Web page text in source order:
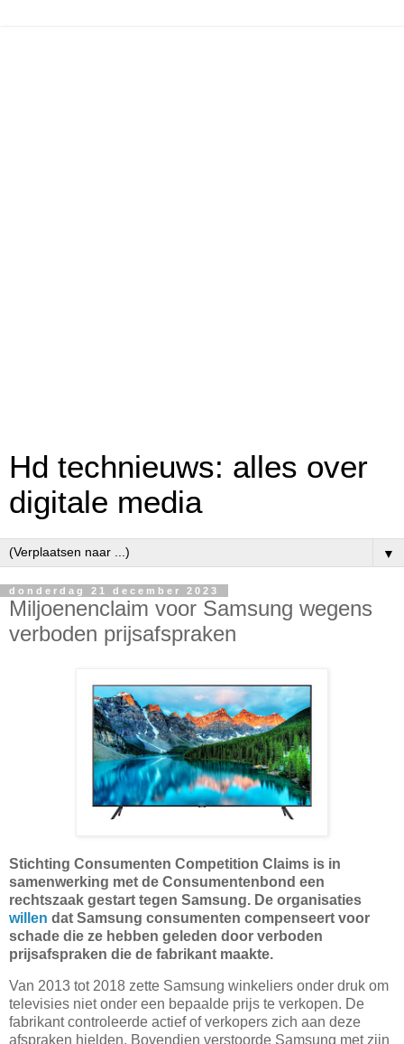
Hd technieuws: alles over
digitale media
▼
donderdag 21 december 2023
Miljoenenclaim voor Samsung wegens
verboden prijsafspraken
Stichting Consumenten Competition Claims is in
samenwerking met de Consumentenbond een
rechtszaak gestart tegen Samsung. De organisaties
willen dat Samsung consumenten compenseert voor
schade die ze hebben geleden door verboden
prijsafspraken die de fabrikant maakte.
Van 2013 tot 2018 zette Samsung winkeliers onder druk om
televisies niet onder een bepaalde prijs te verkopen. De
fabrikant controleerde actief of verkopers zich aan deze
afspraken hielden. Bovendien verstoorde Samsung met zijn